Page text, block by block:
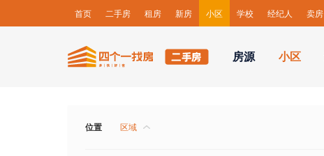
首页 二手房 租房 新房 小区 学校 经纪人 卖房
房源 小区
位置 区域